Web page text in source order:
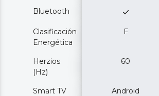
Bluetooth
Clasificación
Energética
F
Herzios
(Hz)
60
Smart TV Android